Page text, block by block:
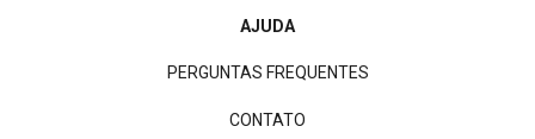
AJUDA
PERGUNTAS FREQUENTES
CONTATO